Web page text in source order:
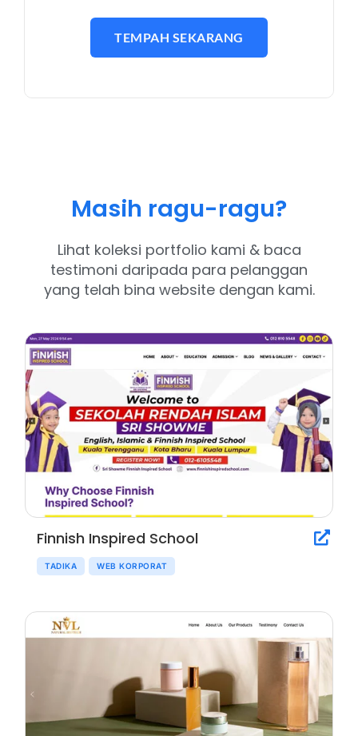
TEMPAH SEKARANG
Masih ragu-ragu?
Lihat koleksi portfolio kami & baca
testimoni daripada para pelanggan
yang telah bina website dengan kami.
Finnish Inspired School
TADIKA WEB KORPORAT